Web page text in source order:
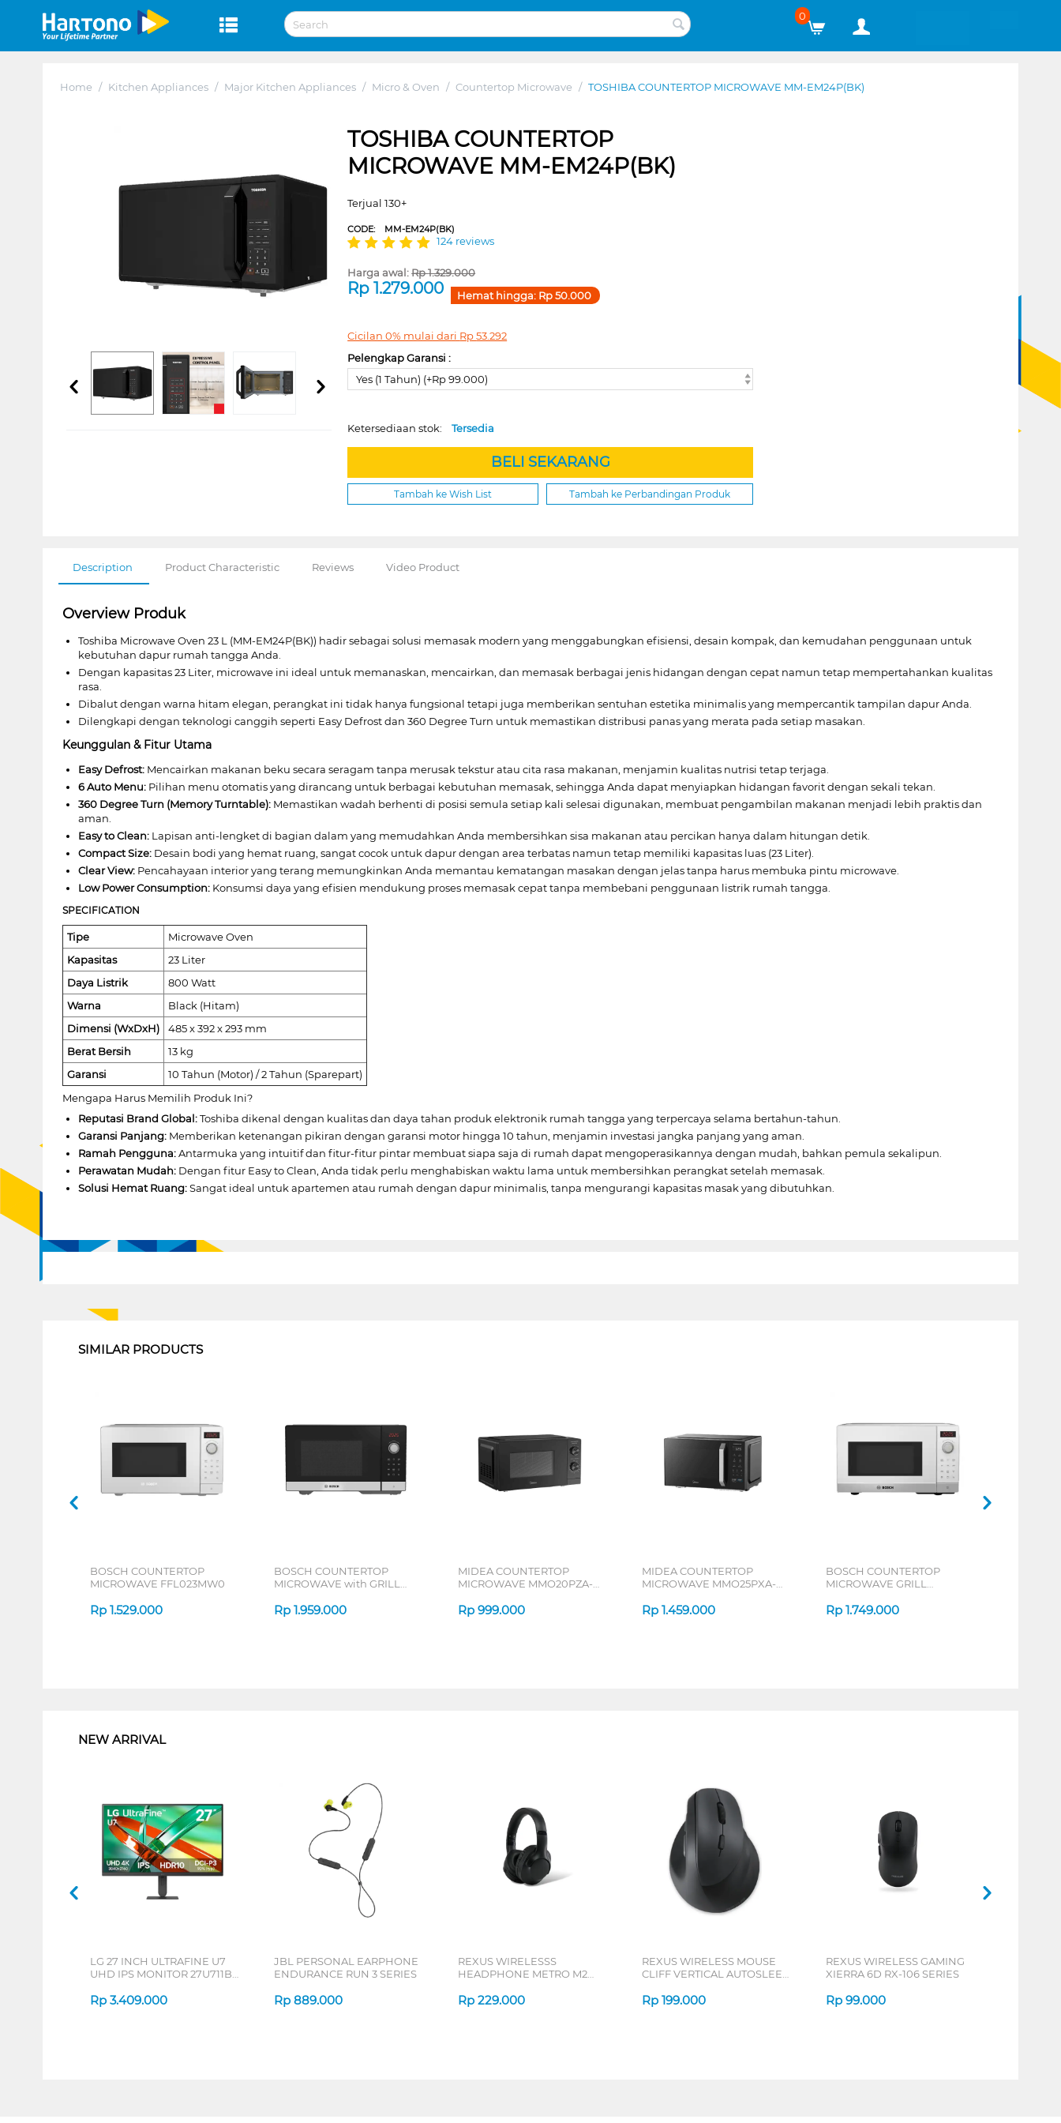
0
Home / Kitchen Appliances / Major Kitchen Appliances / Micro & Oven / Countertop Microwave / TOSHIBA COUNTERTOP MICROWAVE MM-EM24P(BK)
TOSHIBA COUNTERTOP
MICROWAVE MM-EM24P(BK)
Terjual 130+
CODE: MM-EM24P(BK)
124 reviews
Harga awal:Rp1.329.000
Rp1.279.000 Hemat hingga: Rp50.000
Cicilan 0% mulai dari Rp53.292
Pelengkap Garansi :
Yes (1 Tahun) (+Rp 99.000)
Ketersediaan stok:Tersedia
BELI SEKARANG
Tambah ke Wish List Tambah ke Perbandingan Produk
Description Product Characteristic Reviews Video Product
Overview Produk
Toshiba Microwave Oven 23 L (MM-EM24P(BK)) hadir sebagai solusi memasak modern yang menggabungkan efisiensi, desain kompak, dan kemudahan penggunaan untuk
kebutuhan dapur rumah tangga Anda.
Dengan kapasitas 23 Liter, microwave ini ideal untuk memanaskan, mencairkan, dan memasak berbagai jenis hidangan dengan cepat namun tetap mempertahankan kualitas
rasa.
Dibalut dengan warna hitam elegan, perangkat ini tidak hanya fungsional tetapi juga memberikan sentuhan estetika minimalis yang mempercantik tampilan dapur Anda.
Dilengkapi dengan teknologi canggih seperti Easy Defrost dan 360 Degree Turn untuk memastikan distribusi panas yang merata pada setiap masakan.
Keunggulan & Fitur Utama
Easy Defrost:Mencairkan makanan beku secara seragam tanpa merusak tekstur atau cita rasa makanan, menjamin kualitas nutrisi tetap terjaga.
6 Auto Menu:Pilihan menu otomatis yang dirancang untuk berbagai kebutuhan memasak, sehingga Anda dapat menyiapkan hidangan favorit dengan sekali tekan.
360 Degree Turn (Memory Turntable):Memastikan wadah berhenti di posisi semula setiap kali selesai digunakan, membuat pengambilan makanan menjadi lebih praktis dan
aman.
Easy to Clean:Lapisan anti-lengket di bagian dalam yang memudahkan Anda membersihkan sisa makanan atau percikan hanya dalam hitungan detik.
Compact Size:Desain bodi yang hemat ruang, sangat cocok untuk dapur dengan area terbatas namun tetap memiliki kapasitas luas (23 Liter).
Clear View:Pencahayaan interior yang terang memungkinkan Anda memantau kematangan masakan dengan jelas tanpa harus membuka pintu microwave.
Low Power Consumption:Konsumsi daya yang efisien mendukung proses memasak cepat tanpa membebani penggunaan listrik rumah tangga.
SPECIFICATION
Tipe
Microwave Oven
Kapasitas
23 Liter
Daya Listrik
800 Watt
Warna
Black (Hitam)
Dimensi (WxDxH)
485 x 392 x 293 mm
Berat Bersih
13 kg
Garansi
10 Tahun (Motor) / 2 Tahun (Sparepart)
Mengapa Harus Memilih Produk Ini?
Reputasi Brand Global:Toshiba dikenal dengan kualitas dan daya tahan produk elektronik rumah tangga yang terpercaya selama bertahun-tahun.
Garansi Panjang:Memberikan ketenangan pikiran dengan garansi motor hingga 10 tahun, menjamin investasi jangka panjang yang aman.
Ramah Pengguna:Antarmuka yang intuitif dan fitur-fitur pintar membuat siapa saja di rumah dapat mengoperasikannya dengan mudah, bahkan pemula sekalipun.
Perawatan Mudah:Dengan fitur Easy to Clean, Anda tidak perlu menghabiskan waktu lama untuk membersihkan perangkat setelah memasak.
Solusi Hemat Ruang:Sangat ideal untuk apartemen atau rumah dengan dapur minimalis, tanpa mengurangi kapasitas masak yang dibutuhkan.
SIMILAR PRODUCTS
BOSCH COUNTERTOP
MICROWAVE FFL023MW0
Rp 1.529.000
BOSCH COUNTERTOP
MICROWAVE with GRILL
Rp 1.959.000
MIDEA COUNTERTOP
MICROWAVE MMO20PZA-
Rp 999.000
MIDEA COUNTERTOP
MICROWAVE MMO25PXA-
Rp 1.459.000
BOSCH COUNTERTOP
MICROWAVE GRILL
Rp 1.749.000
NEW ARRIVAL
LG 27 INCH ULTRAFINE U7
UHD IPS MONITOR 27U711B-
Rp 3.409.000
JBL PERSONAL EARPHONE
ENDURANCE RUN 3 SERIES
Rp 889.000
REXUS WIRELESSS
HEADPHONE METRO M2
Rp 229.000
REXUS WIRELESS MOUSE
CLIFF VERTICAL AUTOSLEEP
Rp 199.000
REXUS WIRELESS GAMING
XIERRA 6D RX-106 SERIES
Rp 99.000